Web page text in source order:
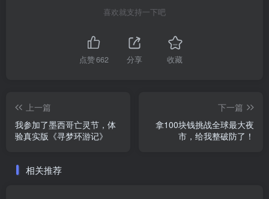
喜欢就支持一下吧
点赞662 分享 收藏
上一篇
我参加了墨西哥亡灵节，体
验真实版《寻梦环游记》
下一篇
拿100块钱挑战全球最大夜
市，给我整破防了！
相关推荐